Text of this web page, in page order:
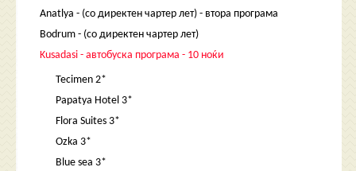
Anatlya - (со директен чартер лет) - втора програма
Bodrum - (со директен чартер лет)
Kusadasi - автобуска програма - 10 ноќи
Tecimen 2*
Papatya Hotel 3*
Flora Suites 3*
Ozka 3*
Blue sea 3*